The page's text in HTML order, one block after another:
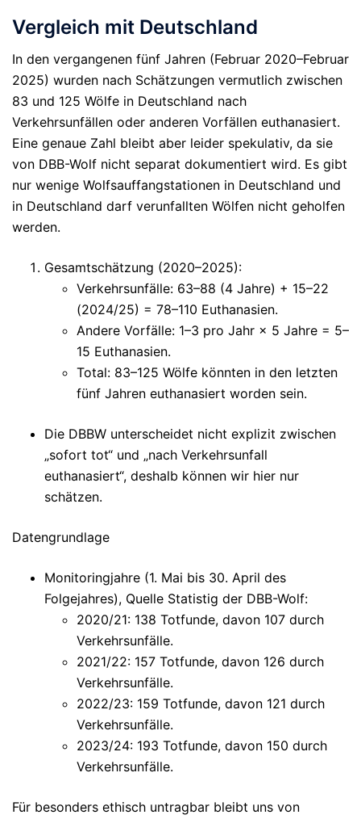
Vergleich mit Deutschland
In den vergangenen fünf Jahren (Februar 2020–Februar
2025) wurden nach Schätzungen vermutlich zwischen
83 und 125 Wölfe in Deutschland nach
Verkehrsunfällen oder anderen Vorfällen euthanasiert.
Eine genaue Zahl bleibt aber leider spekulativ, da sie
von DBB-Wolf nicht separat dokumentiert wird. Es gibt
nur wenige Wolfsauffangstationen in Deutschland und
in Deutschland darf verunfallten Wölfen nicht geholfen
werden.
Gesamtschätzung (2020–2025):
Verkehrsunfälle: 63–88 (4 Jahre) + 15–22
(2024/25) = 78–110 Euthanasien.
Andere Vorfälle: 1–3 pro Jahr × 5 Jahre = 5–
15 Euthanasien.
Total: 83–125 Wölfe könnten in den letzten
fünf Jahren euthanasiert worden sein.
Die DBBW unterscheidet nicht explizit zwischen
„sofort tot“ und „nach Verkehrsunfall
euthanasiert“, deshalb können wir hier nur
schätzen.
Datengrundlage
Monitoringjahre (1. Mai bis 30. April des
Folgejahres), Quelle Statistig der DBB-Wolf:
2020/21: 138 Totfunde, davon 107 durch
Verkehrsunfälle.
2021/22: 157 Totfunde, davon 126 durch
Verkehrsunfälle.
2022/23: 159 Totfunde, davon 121 durch
Verkehrsunfälle.
2023/24: 193 Totfunde, davon 150 durch
Verkehrsunfälle.
Für besonders ethisch untragbar bleibt uns von